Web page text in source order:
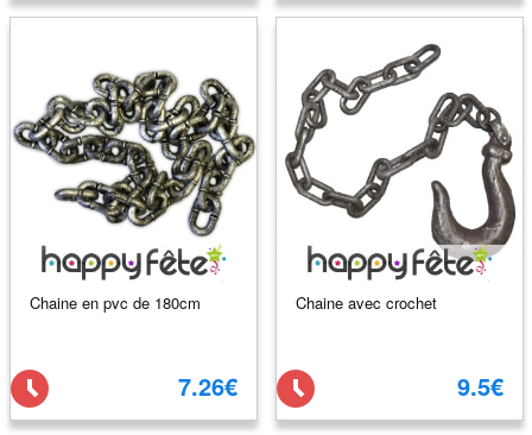
Chaine en pvc de 180cm
7.26€
Chaine avec crochet
9.5€